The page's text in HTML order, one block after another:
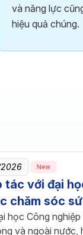
và năng lực
hiệu quả chúng.
New
tác với đại
chăm sóc
học Công
và ngoài nước,